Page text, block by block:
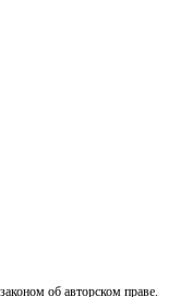
об авторском праве.